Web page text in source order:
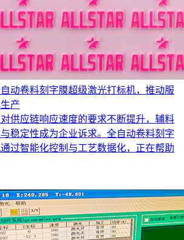
动卷料刻字膜超级激光打标机，推动服
产‌
供应链响应速度的要求不断提升，辅料
稳定性成为企业诉求。全自动卷料刻字
过智能化控制与工艺数据化，正在帮助